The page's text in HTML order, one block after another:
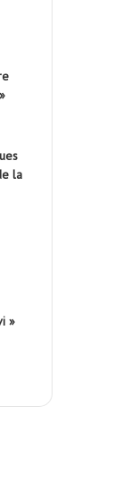
la
»